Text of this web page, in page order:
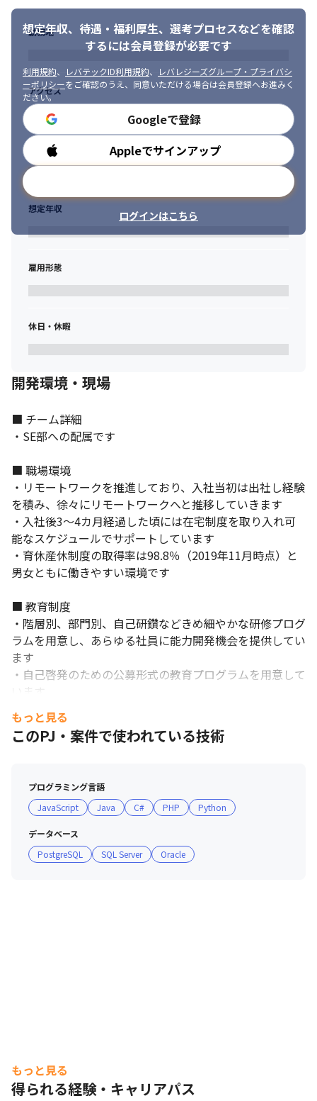
システムと自社製品をリンクさせる業務が中心です。
開発手法は携わるプロジェクトによって変化します。
想定年収、待遇・福利厚生、 選考プロセスなどを確認
するには会員登録が必要です
利用規約、 レバテックID利用規約、
レバレジーズグループ・プライバシ
ーポリシーをご確認のうえ、同意いただける場合は会員登録へお進みく
ださい。
Googleで登録
Appleでサインアップ
ログインはこちら
勤務地
アクセス
勤務時間
想定年収
雇用形態
休日・休暇
開発環境・現場
■ チーム詳細
・SE部への配属です
■ 職場環境
・リモートワークを推進しており、入社当初は出社し経験
を積み、徐々にリモートワークへと推移していきます
・入社後3～4カ月経過した頃には在宅制度を取り入れ可
能なスケジュールでサポートしています
・育休産休制度の取得率は98.8％（2019年11月時点）と
男女ともに働きやすい環境です
■ 教育制度
・階層別、部門別、自己研鑽などきめ細やかな研修プログ
ラムを用意し、あらゆる社員に能力開発機会を提供してい
ます
・自己啓発のための公募形式の教育プログラムを用意して
います
・一定の職務経験を経た後に、事業経営を担いたいという
高い意欲のある人に対して、経営学や技術マネジメントを
体系的に学ぶために大学院に通えるMBA、MOT取得制度
社員に能力開発機会を提供しています。
もっと見る
このPJ・案件で使われている技術
プログラミング言語
JavaScript
Java C# PHP Python
データベース
PostgreSQL
SQL Server Oracle
もっと見る
得られる経験・キャリアパス